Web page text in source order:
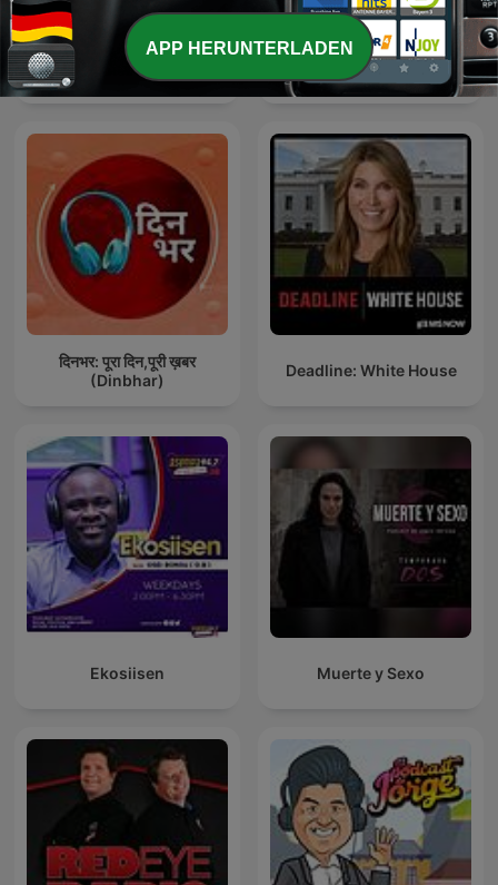
The Interview Americast
दिनभर: पूरा दिन,पूरी ख़बर
(Dinbhar)
Deadline: White House
Ekosiisen Muerte y Sexo
APP HERUNTERLADEN